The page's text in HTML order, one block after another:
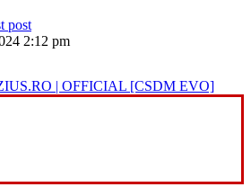
post
2:12 pm
| OFFICIAL [CSDM EVO]